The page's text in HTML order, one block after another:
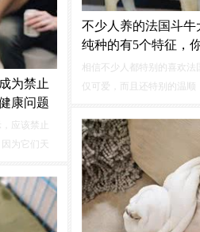
不少人养的法国斗牛
纯种的有5个特征，
相信不少人都特别的喜欢法
仅可爱，而且还特别的温顺
都在意过它是不是纯种的法
纯种的法国斗牛犬有5个特
为禁止
康问题
应该禁止
为它们天
现在，成立
求制定新
良繁殖”。